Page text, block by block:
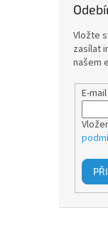
Vložte
zasílat
našem
E-mail